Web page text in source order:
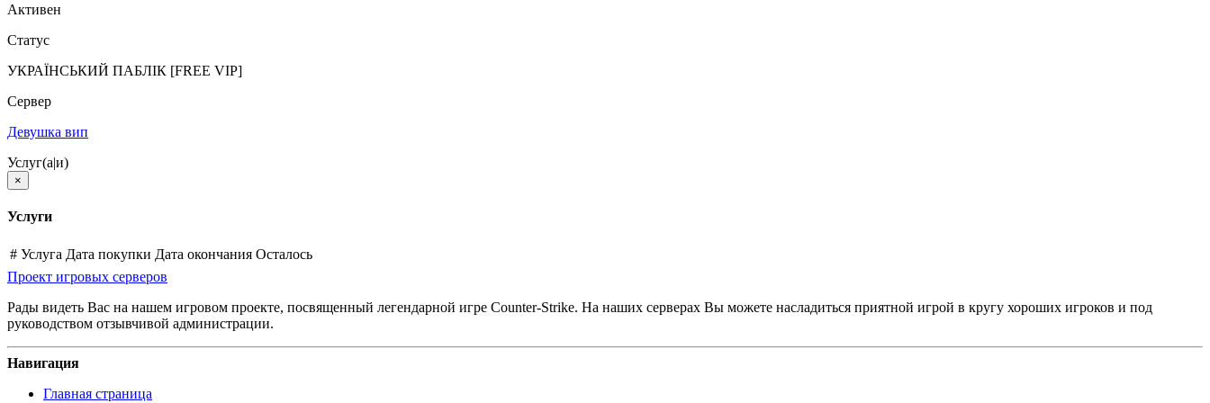
Активен
Статус
УКРАЇНСЬКИЙ ПАБЛІК [FREE VIP]
Сервер
Девушка вип
Услуг(а|и)
×
Услуги
# Услуга Дата покупки Дата окончания Осталось
Проект игровых серверов
Рады видеть Вас на нашем игровом проекте, посвященный легендарной игре Counter-Strike. На наших серверах Вы можете насладиться приятной игрой в кругу хороших игроков и под
руководством отзывчивой администрации.
Навигация
Главная страница